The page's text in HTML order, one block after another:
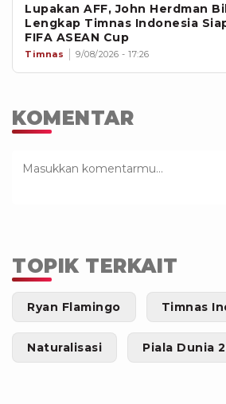
Lupakan AFF, John Herdman
Lengkap Timnas Indonesia
FIFA ASEAN Cup
Timnas 9/08/2026 - 17:26
KOMENTAR
TOPIK TERKAIT
Ryan Flamingo Timnas
Naturalisasi Piala Dunia